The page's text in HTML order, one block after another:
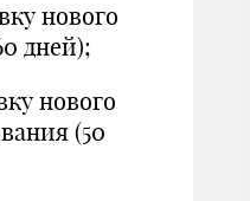
нового
дней);
нового
(50